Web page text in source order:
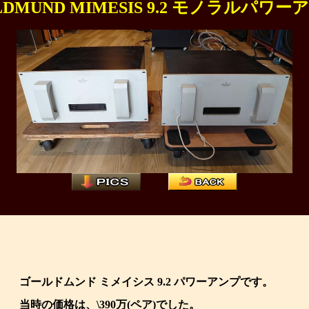
MIMESIS 9.2 モノラルパワー
ゴールドムンド ミメイシス 9.2 パワーアンプです。
当時の価格は、\390万(ペア)でした。